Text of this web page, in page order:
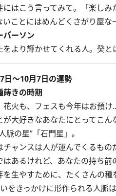
にはこう言ってみて。「楽し
いことにはめんどくさがり屋な
パーソン
より輝かせてくれる人。癸と
日～10月7日の運勢
蒔きの時期
火も、フェスも今年はお預け
大好きなあなたにとってこ
脈の星”「石門星」。
ャンスは人が運んでくるもの
あるけれど、あなたの持ち前
を生やすために、たくさんの
をきっかけに形作られる人脈